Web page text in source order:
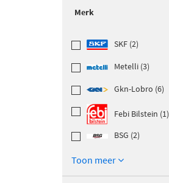
Merk
SKF (2)
Metelli (3)
Gkn-Lobro (6)
Febi Bilstein (1)
BSG (2)
Toon meer